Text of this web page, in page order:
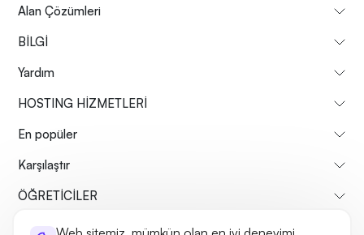
Alan Çözümleri
BİLGİ
Yardım
HOSTING HİZMETLERİ
En popüler
Karşılaştır
ÖĞRETİCİLER